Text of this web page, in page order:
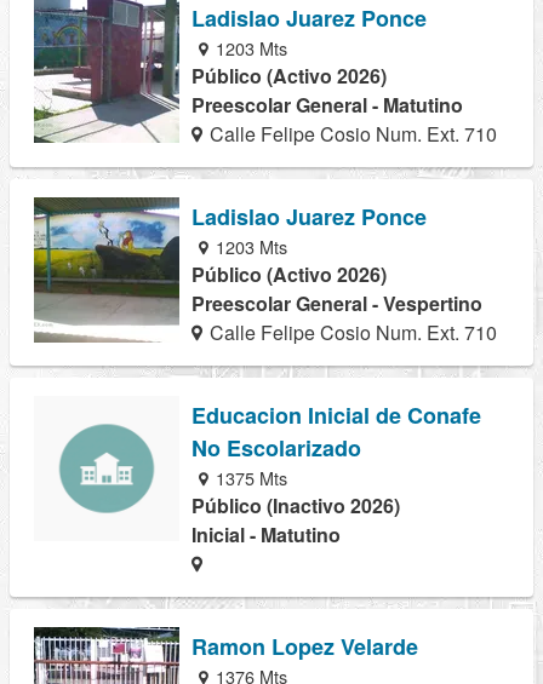
Ladislao Juarez Ponce
1203 Mts
Público (Activo 2026)
Preescolar General - Matutino
Calle Felipe Cosio Num. Ext. 710
Ladislao Juarez Ponce
1203 Mts
Público (Activo 2026)
Preescolar General - Vespertino
Calle Felipe Cosio Num. Ext. 710
Educacion Inicial de Conafe
No Escolarizado
1375 Mts
Público (Inactivo 2026)
Inicial - Matutino
Ramon Lopez Velarde
1376 Mts